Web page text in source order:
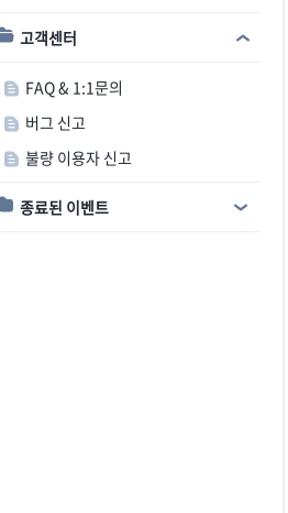
고객센터
FAQ & 1:1문의
버그 신고
불량 이용자 신고
종료된 이벤트